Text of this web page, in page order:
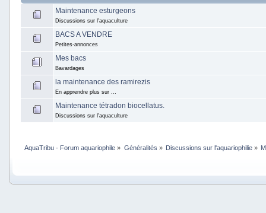
Maintenance esturgeons
Discussions sur l'aquaculture
BACS A VENDRE
Petites-annonces
Mes bacs
Bavardages
la maintenance des ramirezis
En apprendre plus sur ...
Maintenance tétradon biocellatus.
Discussions sur l'aquaculture
AquaTribu - Forum aquariophile » Généralités » Discussions sur l'aquariophilie»